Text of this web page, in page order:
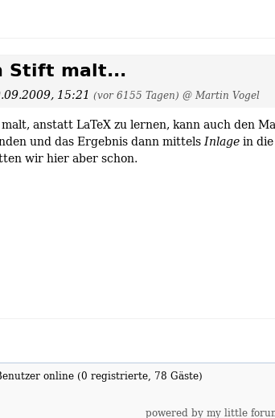
Stift malt...
15:21 (vor 6155 Tagen) @ Martin Vogel
anstatt LaTeX zu lernen, kann auch den
und das Ergebnis dann mittelsInlagein die
wir hier aber schon.
online (0 registrierte, 78 Gäste)
powered by my little